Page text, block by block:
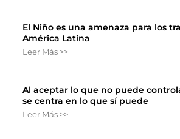
El Niño es una amenaza para los
América Latina
Leer Más >>
Al aceptar lo que no puede
se centra en lo que sí puede
Leer Más >>